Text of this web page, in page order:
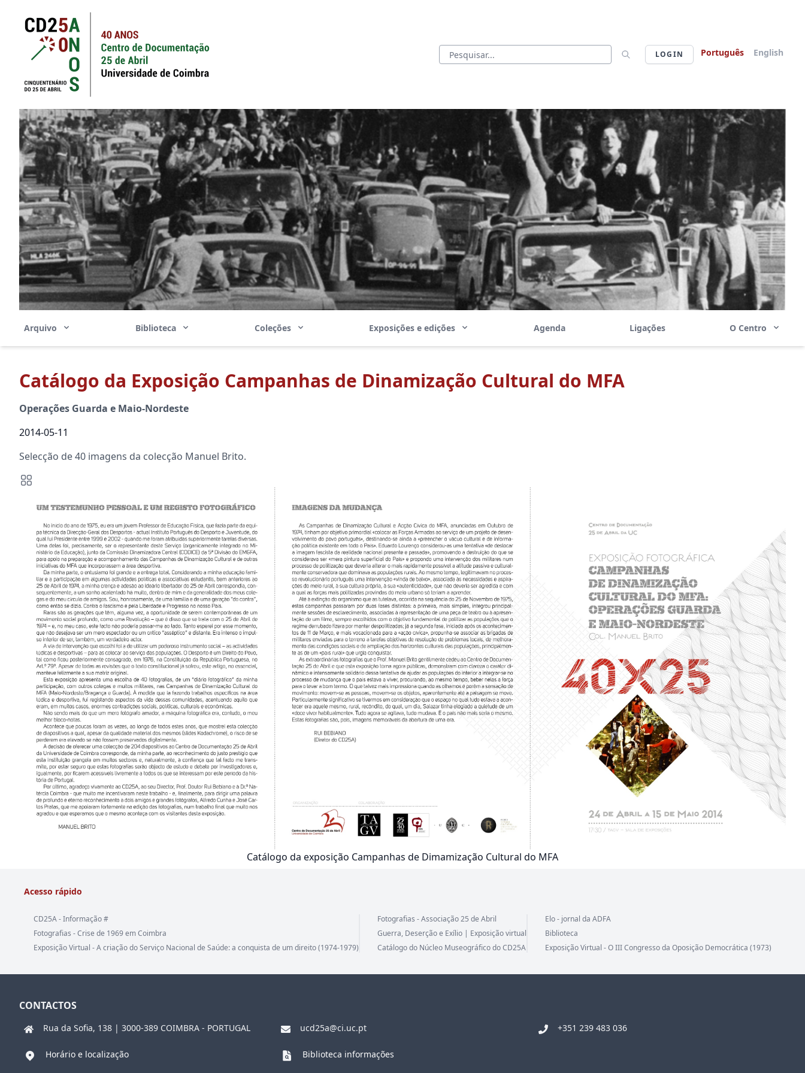
LOGIN Português English
Arquivo Biblioteca Coleções Exposições e edições Agenda Ligações O Centro
Catálogo da Exposição Campanhas de Dinamização Cultural do MFA
Operações Guarda e Maio-Nordeste
2014-05-11
Selecção de 40 imagens da colecção Manuel Brito.
Catálogo da exposição Campanhas de Dimamização Cultural do MFA
Acesso rápido
CD25A - Informação #
Fotografias - Crise de 1969 em Coimbra
Exposição Virtual - A criação do Serviço Nacional de Saúde: a conquista de um direito (1974-1979)
Fotografias - Associação 25 de Abril
Guerra, Deserção e Exílio | Exposição virtual
Catálogo do Núcleo Museográfico do CD25A
Elo - jornal da ADFA
Biblioteca
Exposição Virtual - O III Congresso da Oposição Democrática (1973)
CONTACTOS
Rua da Sofia, 138 | 3000-389 COIMBRA - PORTUGAL ucd25a@ci.uc.pt +351 239 483 036
Horário e localização Biblioteca informações